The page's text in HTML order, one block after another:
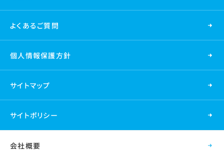
よくあるご質問
個人情報保護方針
サイトマップ
サイトポリシー
会社概要